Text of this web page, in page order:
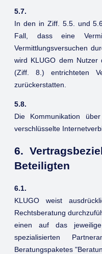
5.7.
In den in Ziff. 5.5. und
Fall, dass eine
Vermittlungsversuchen
wird KLUGO dem
(Ziff. 8.) entrichteten
zurückerstatten.
5.8.
Die Kommunikation
verschlüsselte
6.
Beteiligten
6.1.
KLUGO weist
Rechtsberatung
einen auf das
spezialisierten
Beratungspaketes